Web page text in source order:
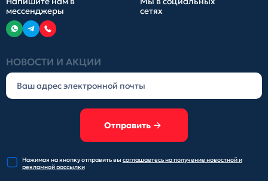
НОВОСТИ И АКЦИИ
Отправить
Нажимая на кнопку отправитьвы соглашаетесь на получениеновостной и
рекламной рассылки
мессенджеры
сетях